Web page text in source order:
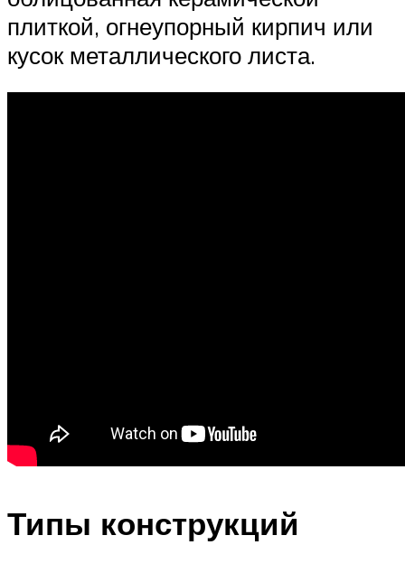
плиткой, огнеупорный кирпич или
кусок металлического листа.
Типы конструкций